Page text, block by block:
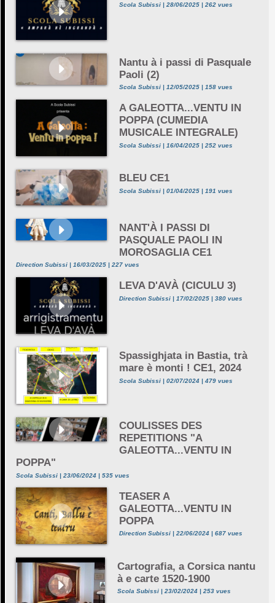
Scola Subissi | 28/06/2025 | 262 vues
Nantu à i passi di Pasquale
Paoli (2)
Scola Subissi | 12/05/2025 | 158 vues
A GALEOTTA...VENTU IN
POPPA (CUMEDIA
MUSICALE INTEGRALE)
Scola Subissi | 16/04/2025 | 252 vues
BLEU CE1
Scola Subissi | 01/04/2025 | 191 vues
NANT'À I PASSI DI
PASQUALE PAOLI IN
MOROSAGLIA CE1
Direction Subissi | 16/03/2025 | 227 vues
LEVA D'AVÀ (CICULU 3)
Direction Subissi | 17/02/2025 | 380 vues
Spassighjata in Bastia, trà
mare è monti ! CE1, 2024
Scola Subissi | 02/07/2024 | 479 vues
COULISSES DES
REPETITIONS "A
GALEOTTA...VENTU IN
POPPA"
Scola Subissi | 23/06/2024 | 535 vues
TEASER A
GALEOTTA...VENTU IN
POPPA
Direction Subissi | 22/06/2024 | 687 vues
Cartografia, a Corsica nantu
à e carte 1520-1900
Scola Subissi | 23/02/2024 | 253 vues